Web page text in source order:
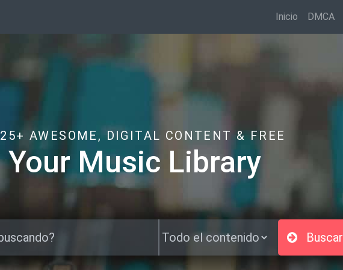
Inicio DMCA
AWESOME, DIGITAL CONTENT & FREE
Your Music Library
Buscar